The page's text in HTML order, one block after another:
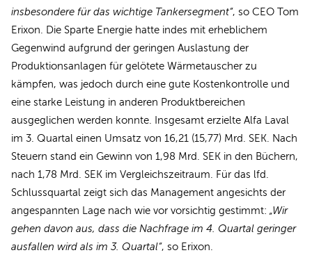
insbesondere für das wichtige Tankersegment“, so CEO Tom
Erixon. Die Sparte Energie hatte indes mit erheblichem
Gegenwind aufgrund der geringen Auslastung der
Produktionsanlagen für gelötete Wärmetauscher zu
kämpfen, was jedoch durch eine gute Kostenkontrolle und
eine starke Leistung in anderen Produktbereichen
ausgeglichen werden konnte. Insgesamt erzielte Alfa Laval
im 3. Quartal einen Umsatz von 16,21 (15,77) Mrd. SEK. Nach
Steuern stand ein Gewinn von 1,98 Mrd. SEK in den Büchern,
nach 1,78 Mrd. SEK im Vergleichszeitraum. Für das lfd.
Schlussquartal zeigt sich das Management angesichts der
angespannten Lage nach wie vor vorsichtig gestimmt: „Wir
gehen davon aus, dass die Nachfrage im 4. Quartal geringer
ausfallen wird als im 3. Quartal“, so Erixon.